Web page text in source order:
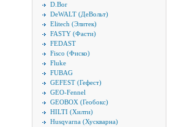
D.Bor
DeWALT (ДеВольт)
Elitech (Элитек)
FASTY (Фасти)
FEDAST
Fisco (Фиско)
Fluke
FUBAG
GEFEST (Гефест)
GEO-Fennel
GEOBOX (Геобокс)
HILTI (Хилти)
Husqvarna (Хускварна)